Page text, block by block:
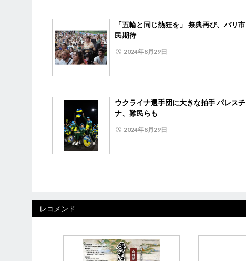
「五輪と同じ熱狂を」 祭典再び、パリ市
民期待
2024年8月29日
ウクライナ選手団に大きな拍手 パレスチ
ナ、難民らも
2024年8月29日
レコメンド